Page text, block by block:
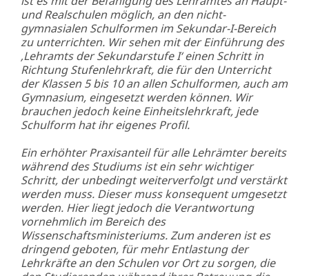
und Realschulen möglich, an den nicht-
gymnasialen Schulformen im Sekundar-I-Bereich
zu unterrichten. Wir sehen mit der Einführung des
‚Lehramts der Sekundarstufe I‘ einen Schritt in
Richtung Stufenlehrkraft, die für den Unterricht
der Klassen 5 bis 10 an allen Schulformen, auch am
Gymnasium, eingesetzt werden können. Wir
brauchen jedoch keine Einheitslehrkraft, jede
Schulform hat ihr eigenes Profil.
Ein erhöhter Praxisanteil für alle Lehrämter bereits
während des Studiums ist ein sehr wichtiger
Schritt, der unbedingt weiterverfolgt und verstärkt
werden muss. Dieser muss konsequent umgesetzt
werden. Hier liegt jedoch die Verantwortung
vornehmlich im Bereich des
Wissenschaftsministeriums. Zum anderen ist es
dringend geboten, für mehr Entlastung der
Lehrkräfte an den Schulen vor Ort zu sorgen, die